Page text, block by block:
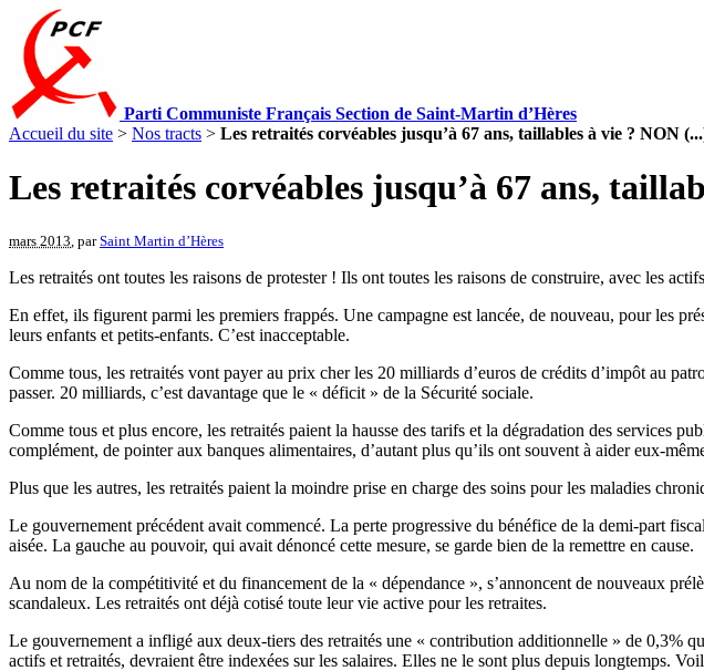
Parti Communiste Français Section de Saint-Martin d’Hères
Accueil du site > Nos tracts > Les retraités corvéables jusqu’à 67 ans, taillables à vie ? NON
Les retraités corvéables jusqu’à 67 ans,
mars 2013 , parSaint Martin d’Hères
Les retraités ont toutes les raisons de protester ! Ils ont toutes les raisons de construire, avec les
En effet, ils figurent parmi les premiers frappés. Une campagne est lancée, de nouveau, pour les
leurs enfants et petits-enfants. C’est inacceptable.
Comme tous, les retraités vont payer au prix cher les 20 milliards d’euros de crédits d’impôt au
passer. 20 milliards, c’est davantage que le « déficit » de la Sécurité sociale.
Comme tous et plus encore, les retraités paient la hausse des tarifs et la dégradation des services
complément, de pointer aux banques alimentaires, d’autant plus qu’ils ont souvent à aider eux-
Plus que les autres, les retraités paient la moindre prise en charge des soins pour les maladies
Le gouvernement précédent avait commencé. La perte progressive du bénéfice de la demi-part
aisée. La gauche au pouvoir, qui avait dénoncé cette mesure, se garde bien de la remettre en cause.
Au nom de la compétitivité et du financement de la « dépendance », s’annoncent de nouveaux
scandaleux. Les retraités ont déjà cotisé toute leur vie active pour les retraites.
Le gouvernement a infligé aux deux-tiers des retraités une « contribution additionnelle » de 0,3%
actifs et retraités, devraient être indexées sur les salaires. Elles ne le sont plus depuis longtemps.